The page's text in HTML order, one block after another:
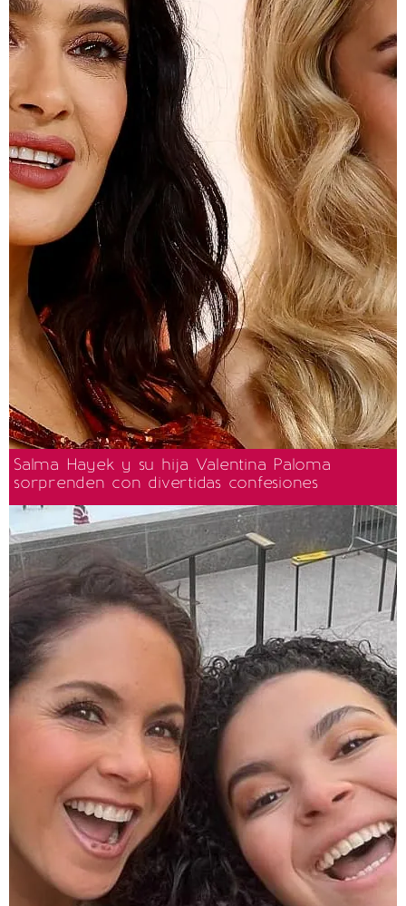
Salma Hayek y su hija Valentina Paloma
sorprenden con divertidas confesiones